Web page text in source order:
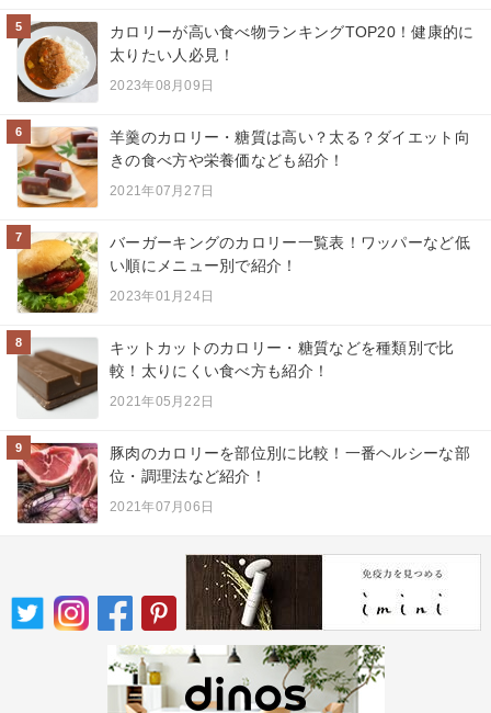
5
カロリーが高い食べ物ランキングTOP20！健康的に
太りたい人必見！
2023年08月09日
6
羊羹のカロリー・糖質は高い？太る？ダイエット向
きの食べ方や栄養価なども紹介！
2021年07月27日
7
バーガーキングのカロリー一覧表！ワッパーなど低
い順にメニュー別で紹介！
2023年01月24日
8
キットカットのカロリー・糖質などを種類別で比
較！太りにくい食べ方も紹介！
2021年05月22日
9
豚肉のカロリーを部位別に比較！一番ヘルシーな部
位・調理法など紹介！
2021年07月06日